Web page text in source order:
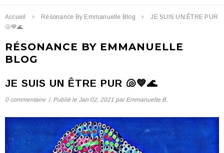
Accueil Résonance By Emmanuelle Blog
JE SUIS UN ÊTRE PUR
🐚💙🌊
RÉSONANCE BY EMMANUELLE
BLOG
JE SUIS UN ÊTRE PUR 🐚💙🌊
0 commentaire / Publié le Jan 02, 2021 par Emmanuelle B.